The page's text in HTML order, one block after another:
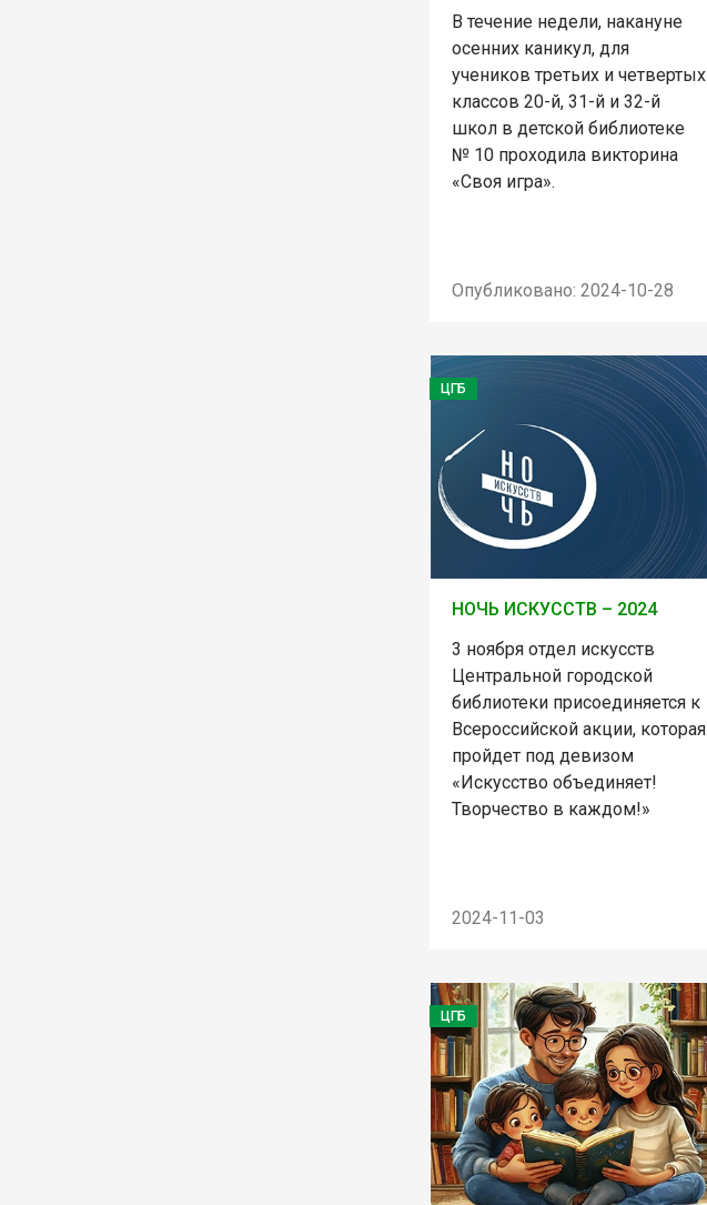
В течение недели, накануне
осенних каникул, для
учеников третьих и четвертых
классов 20-й, 31-й и 32-й
школ в детской библиотеке
№ 10 проходила викторина
«Своя игра».
Опубликовано: 2024-10-28
ЦГБ
НОЧЬ ИСКУССТВ – 2024
3 ноября отдел искусств
Центральной городской
библиотеки присоединяется к
Всероссийской акции, которая
пройдет под девизом
«Искусство объединяет!
Творчество в каждом!»
2024-11-03
ЦГБ